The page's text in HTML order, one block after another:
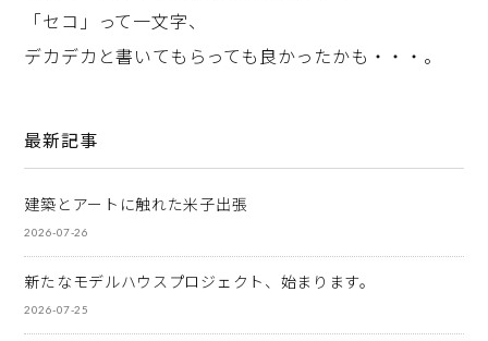
「セコ」って一文字、
デカデカと書いてもらっても良かったかも・・・。
最新記事
建築とアートに触れた米子出張
2026-07-26
新たなモデルハウスプロジェクト、始まります。
2026-07-25